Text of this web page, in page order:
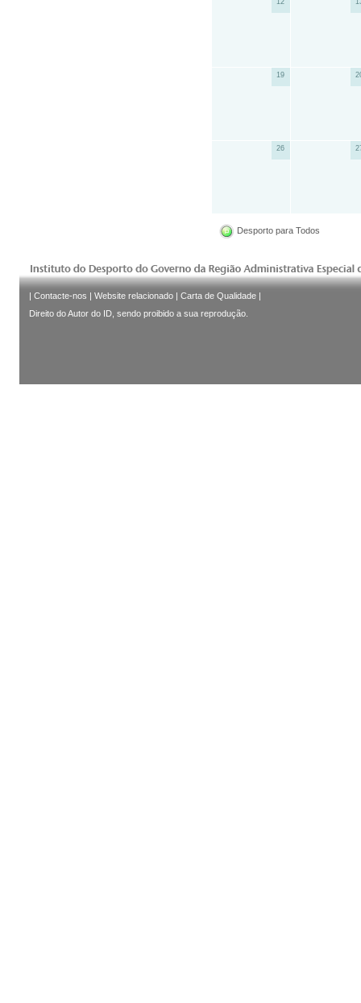
12
19
26
Desporto para Todos
| Contacte-nos | Website relacionado | Carta de Qualidade |
Direito do Autor do ID, sendo proibido a sua reprodução.